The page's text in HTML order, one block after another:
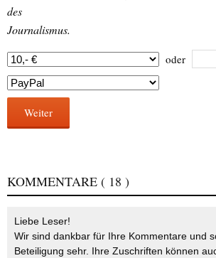
des
Journalismus.
oder
Weiter
KOMMENTARE ( 18 )
Liebe Leser!
Wir sind dankbar für Ihre Kommentare und
Beteiligung sehr. Ihre Zuschriften können